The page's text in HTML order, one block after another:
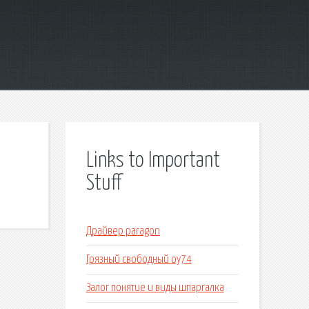
Links to Important
Stuff
Драйвер paragon
Грязный свободный оу74
Залог понятие и виды шпаргалка